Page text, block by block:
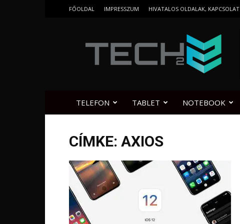
FŐOLDAL IMPRESSZUM HIVATALOS OLDALAK, KAPCSOLAT
TELEFON TABLET NOTEBOOK
CÍMKE: AXIOS